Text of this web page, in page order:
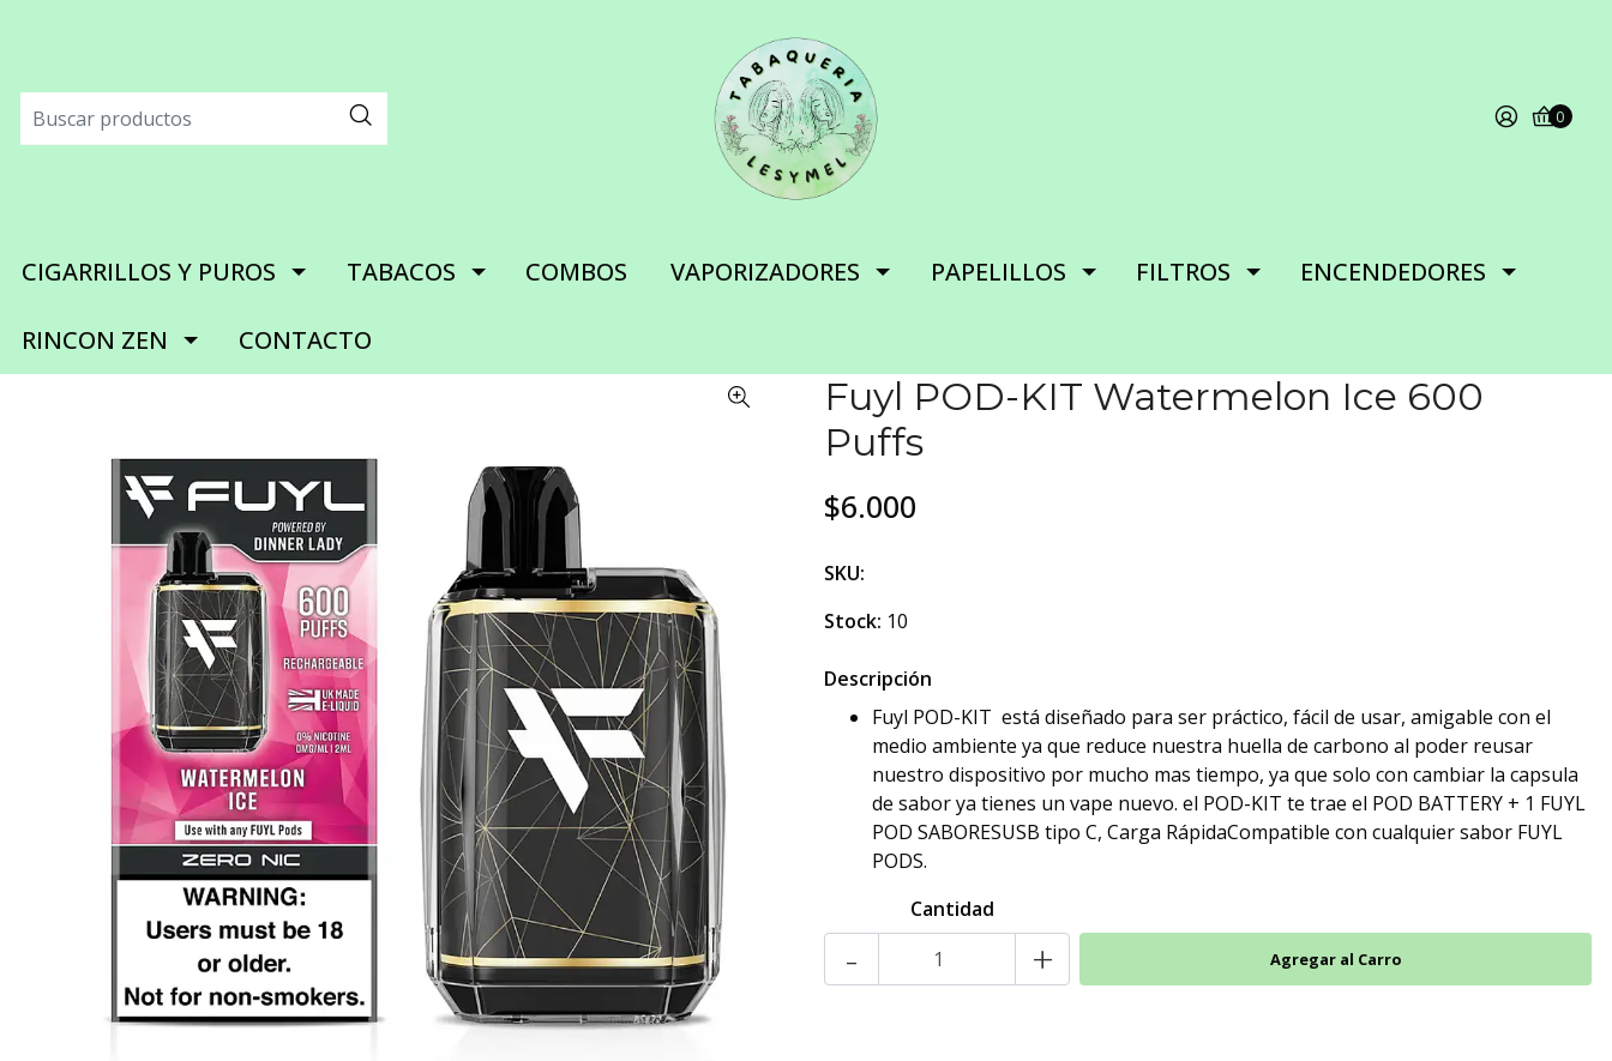
0
CIGARRILLOS Y PUROS TABACOS COMBOS VAPORIZADORES PAPELILLOS FILTROS ENCENDEDORES
RINCON ZEN CONTACTO
Fuyl POD-KIT Watermelon Ice 600
Puffs
$6.000
SKU:
Stock: 10
Descripción
Fuyl POD-KIT está diseñado para ser práctico, fácil de usar, amigable con el
medio ambiente ya que reduce nuestra huella de carbono al poder reusar
nuestro dispositivo por mucho mas tiempo, ya que solo con cambiar la capsula
de sabor ya tienes un vape nuevo. el POD-KIT te trae el POD BATTERY + 1 FUYL
POD SABORESUSB tipo C, Carga RápidaCompatible con cualquier sabor FUYL
PODS.
Cantidad
- +